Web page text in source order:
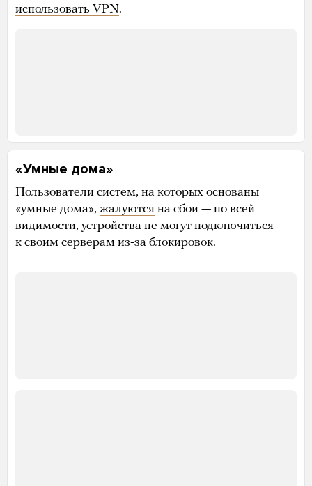
использовать VPN.
«Умные дома»
Пользователи систем, на которых основаны
«умные дома», жалуются на сбои — по всей
видимости, устройства не могут подключиться
к своим серверам из-за блокировок.